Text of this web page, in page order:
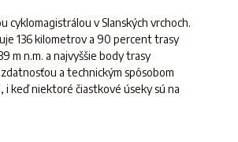
cyklomagistrálou v Slanských vrchoch.
136 kilometrov a 90 percent trasy
m n.m. a najvyššie body trasy
a technickým spôsobom
i keď niektoré čiastkové úseky sú na